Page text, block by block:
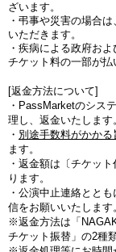
ざいます。
・弔事や災害の場合
いただきます。
・疾病による政府お
チケット料の一部が払
[返金方法について]
・PassMarketのシス
理し、返金いたします
・ 別途手数料がかか
ます。
・ 返金額は〔チケッ
ります。
・公演中止連絡とと
信をお願いいたします
※返金方法は「
チケット振替」の2種